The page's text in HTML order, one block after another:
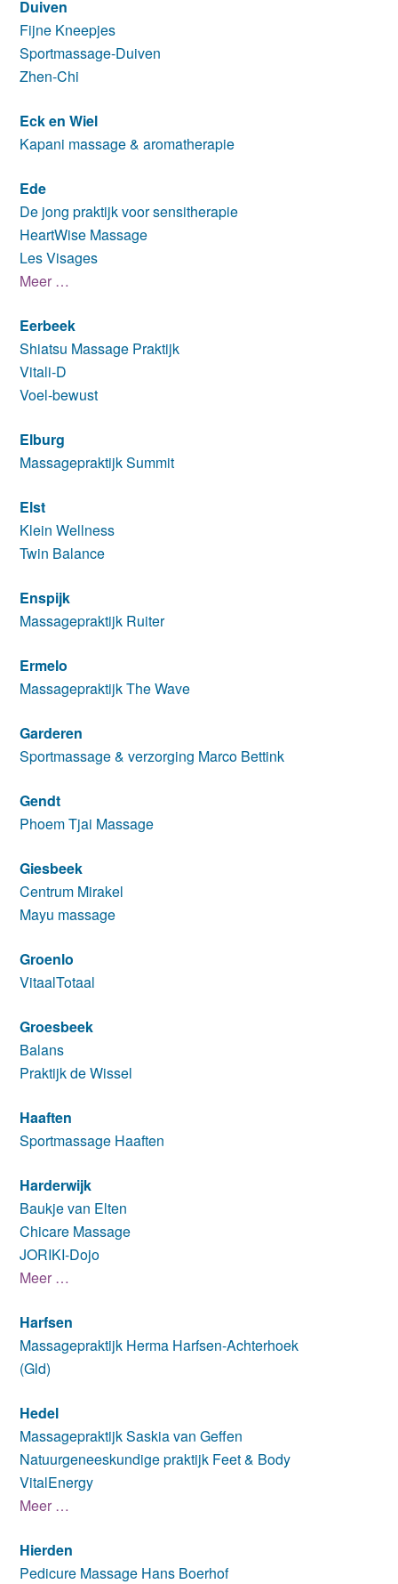
Duiven
Fijne Kneepjes
Sportmassage-Duiven
Zhen-Chi
Eck en Wiel
Kapani massage & aromatherapie
Ede
De jong praktijk voor sensitherapie
HeartWise Massage
Les Visages
Meer …
Eerbeek
Shiatsu Massage Praktijk
Vitali-D
Voel-bewust
Elburg
Massagepraktijk Summit
Elst
Klein Wellness
Twin Balance
Enspijk
Massagepraktijk Ruiter
Ermelo
Massagepraktijk The Wave
Garderen
Sportmassage & verzorging Marco Bettink
Gendt
Phoem Tjai Massage
Giesbeek
Centrum Mirakel
Mayu massage
Groenlo
VitaalTotaal
Groesbeek
Balans
Praktijk de Wissel
Haaften
Sportmassage Haaften
Harderwijk
Baukje van Elten
Chicare Massage
JORIKI-Dojo
Meer …
Harfsen
Massagepraktijk Herma Harfsen-Achterhoek
(Gld)
Hedel
Massagepraktijk Saskia van Geffen
Natuurgeneeskundige praktijk Feet & Body
VitalEnergy
Meer …
Hierden
Pedicure Massage Hans Boerhof